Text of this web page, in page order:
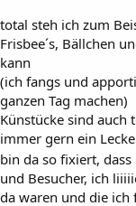
total steh ich zum
Frisbee´s, Bällchen
kann
(ich fangs und
ganzen Tag machen)
Künstücke sind auch
immer gern ein
bin da so fixiert,
und Besucher, ich
da waren und die ich